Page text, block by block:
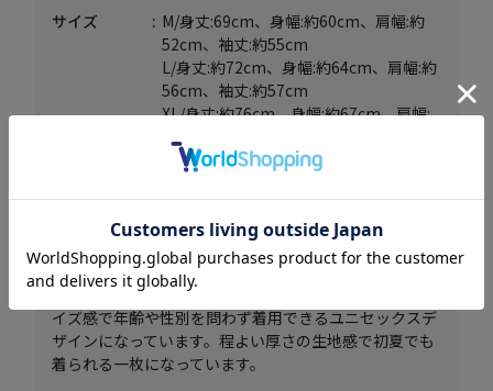
サイズ
M/身丈:69cm、身幅:約60cm、肩幅:約
52cm、袖丈:約55cm
L/身丈:約72cm、身幅:約64cm、肩幅:約
56cm、袖丈:約57cm
XL/身丈:約76cm、身幅:約67cm、肩幅:
約59cm、袖丈:約59cm
ポリエステル88％、レーヨン12％
商品説明
結成18周年を記念したワークシャツ。ゆったりとしたサ
イズ感で年齢や性別を問わず着用できるユニセックスデ
ザインになっています。程よい厚さの生地感で初夏でも
着られる一枚になっています。